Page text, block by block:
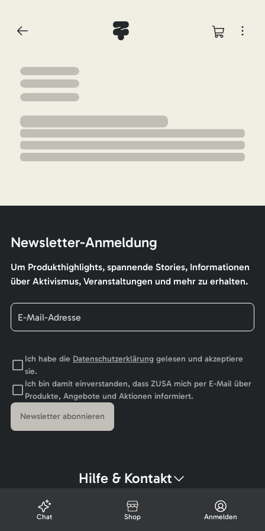
Newsletter-Anmeldung
Um Produkthighlights, spannende Stories, Informationen
über Aktivismus, Veranstaltungen und mehr zu erhalten.
Ich habe die Datenschutzerklärunggelesen und akzeptiere
sie.
Ich bin damit einverstanden, dass ZUSA mich per E-Mail über
Produkte, Angebote und Aktionen informiert.
Newsletter abonnieren
Hilfe & Kontakt
Chat Shop Anmelden